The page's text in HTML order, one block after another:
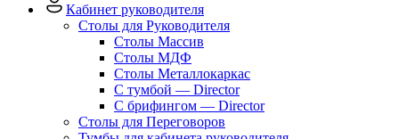
Кабинет руководителя
Столы для Руководителя
Столы Массив
Столы МДФ
Столы Металлокаркас
С тумбой — Director
C брифингом — Director
Столы для Переговоров